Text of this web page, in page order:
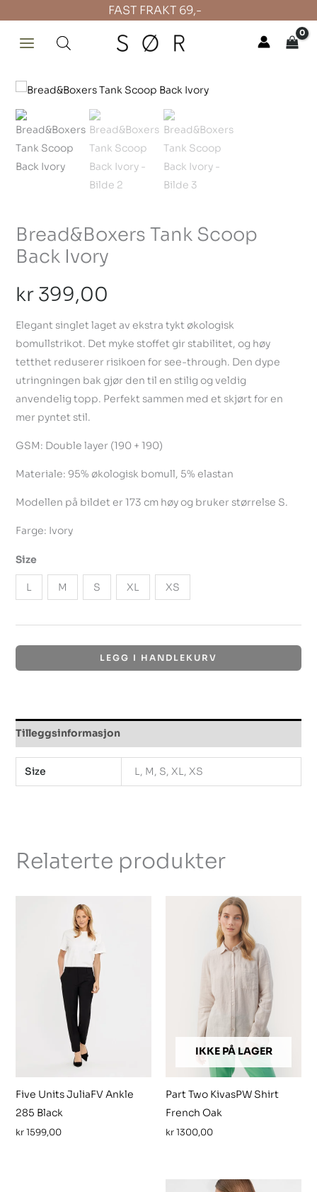
FAST FRAKT 69,-
Bread&Boxers Tank Scoop
Back Ivory
kr399,00
Elegant singlet laget av ekstra tykt økologisk
bomullstrikot. Det myke stoffet gir stabilitet, og høy
tetthet reduserer risikoen for see-through. Den dype
utringningen bak gjør den til en stilig og veldig
anvendelig topp. Perfekt sammen med et skjørt for en
mer pyntet stil.
GSM: Double layer (190 + 190)
Materiale: 95% økologisk bomull, 5% elastan
Modellen på bildet er 173 cm høy og bruker størrelse S.
Farge: Ivory
Size
L M S XL XS
Bread&Boxers
Tank
Scoop
Back
Ivory
LEGG I HANDLEKURV
Tilleggsinformasjon
Size L, M, S, XL, XS
Relaterte produkter
Five Units JuliaFV Ankle
285 Black
kr1599,00
IKKE PÅ LAGER
Part Two KivasPW Shirt
French Oak
kr1300,00